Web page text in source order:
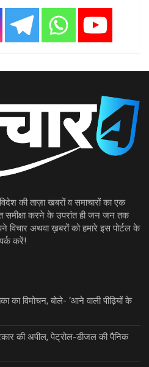
की ताज़ा खबरों व समाचारों का एक
समीक्षा करने के उपरांत ही जन जन तक
विचार अथवा ख़बरों को हमारे इस पोर्टल के
करें!
का विमोचन, बोले- ‘आने वाली पीढ़ियों के
की अपील, पेट्रोल-डीजल की पैनिक